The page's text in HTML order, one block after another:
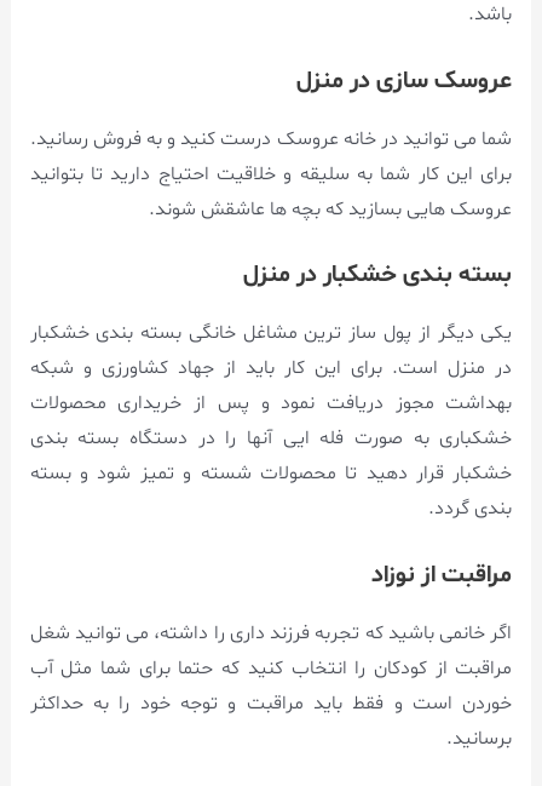
باشد.
عروسک سازی در منزل
شما می توانید در خانه عروسک درست کنید و به فروش رسانید.
برای این کار شما به سلیقه و خلاقیت احتیاج دارید تا بتوانید
عروسک هایی بسازید که بچه ها عاشقش شوند.
بسته بندی خشکبار در منزل
یکی دیگر از پول ساز ترین مشاغل خانگی بسته بندی خشکبار
در منزل است. برای این کار باید از جهاد کشاورزی و شبکه
بهداشت مجوز دریافت نمود و پس از خریداری محصولات
خشکباری به صورت فله ایی آنها را در دستگاه بسته بندی
خشکبار قرار دهید تا محصولات شسته و تمیز شود و بسته
بندی گردد.
مراقبت از نوزاد
اگر خانمی باشید که تجربه فرزند داری را داشته، می توانید شغل
مراقبت از کودکان را انتخاب کنید که حتما برای شما مثل آب
خوردن است و فقط باید مراقبت و توجه خود را به حداکثر
برسانید.